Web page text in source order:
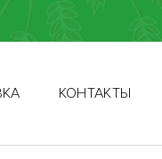
КОНТАКТЫ